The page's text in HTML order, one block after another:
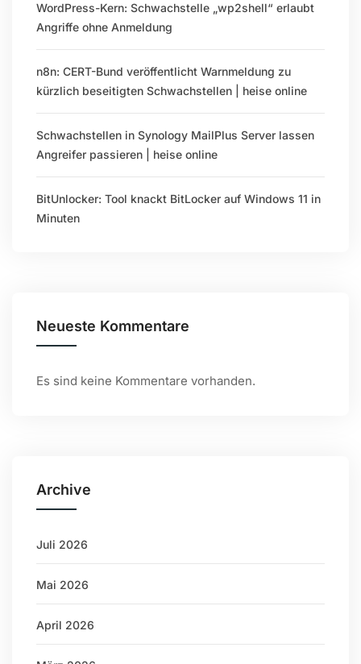
WordPress-Kern: Schwachstelle „wp2shell“ erlaubt
Angriffe ohne Anmeldung
n8n: CERT-Bund veröffentlicht Warnmeldung zu
kürzlich beseitigten Schwachstellen | heise online
Schwachstellen in Synology MailPlus Server lassen
Angreifer passieren | heise online
BitUnlocker: Tool knackt BitLocker auf Windows 11 in
Minuten
Neueste Kommentare
Es sind keine Kommentare vorhanden.
Archive
Juli 2026
Mai 2026
April 2026